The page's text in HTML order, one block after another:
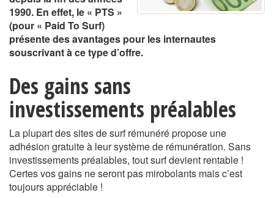
1990. En effet, le « PTS »
(pour « Paid To Surf)
présente des avantages pour les internautes
souscrivant à ce type d’offre.
Des gains sans
investissements préalables
La plupart des sites de surf rémunéré propose une
adhésion gratuite à leur système de rémunération. Sans
investissements préalables, tout surf devient rentable !
Certes vos gains ne seront pas mirobolants mais c’est
toujours appréciable !